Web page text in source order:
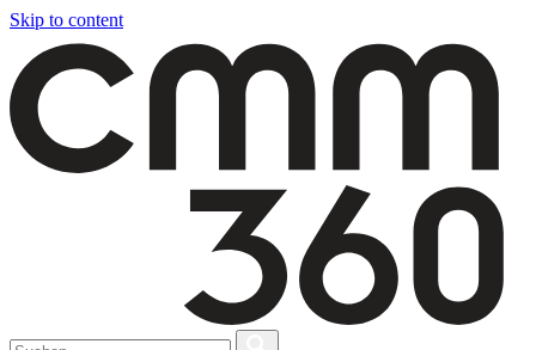
Skip to content